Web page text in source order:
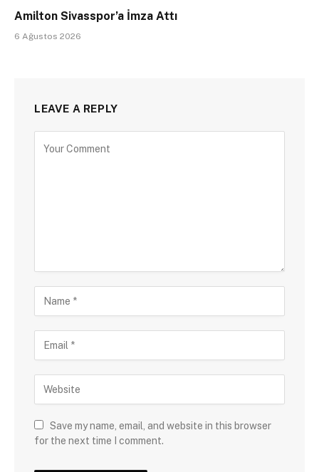
Amilton Sivasspor’a İmza Attı
6 Ağustos 2026
LEAVE A REPLY
Save my name, email, and website in this browser
for the next time I comment.